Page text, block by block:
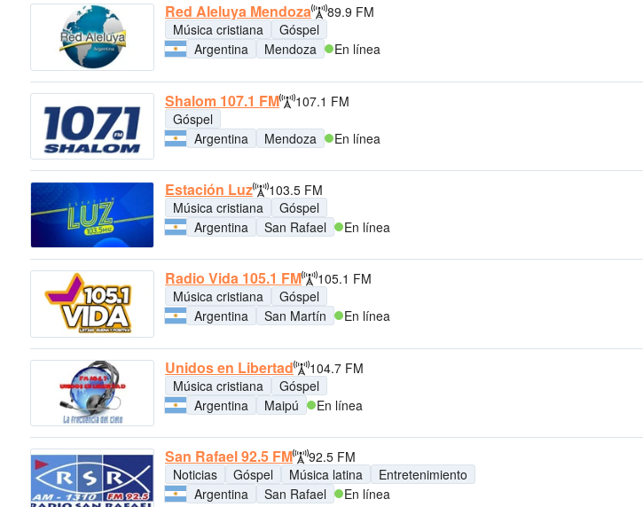
Red Aleluya Mendoza
89.9 FM
Música cristiana
Góspel
Argentina
Mendoza En línea
Shalom 107.1 FM
107.1 FM
Góspel
Argentina
Mendoza En línea
Estación Luz
103.5 FM
Música cristiana
Góspel
Argentina
San Rafael En línea
Radio Vida 105.1 FM
105.1 FM
Música cristiana
Góspel
Argentina
San Martín En línea
Unidos en Libertad
104.7 FM
Música cristiana
Góspel
Argentina
Maipú En línea
San Rafael 92.5 FM
92.5 FM
Noticias
Góspel Música latina
Entretenimiento
Argentina
San Rafael En línea